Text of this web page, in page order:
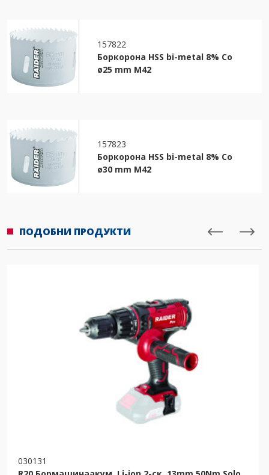
157822
Боркорона HSS bi-metal 8% Co
ø25 mm M42
157823
Боркорона HSS bi-metal 8% Co
ø30 mm M42
ПОДОБНИ ПРОДУКТИ
030131